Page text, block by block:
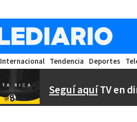
Internacional Tendencia Deportes
Seguí aquíTV en